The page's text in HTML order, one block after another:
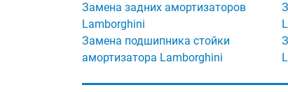
Замена задних амортизаторов
Lamborghini
Замена подшипника стойки
амортизатора Lamborghini